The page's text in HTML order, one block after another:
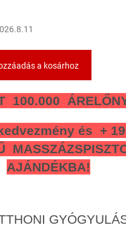
a kosárhoz
100.000
és +
AJÁNDÉKBA!